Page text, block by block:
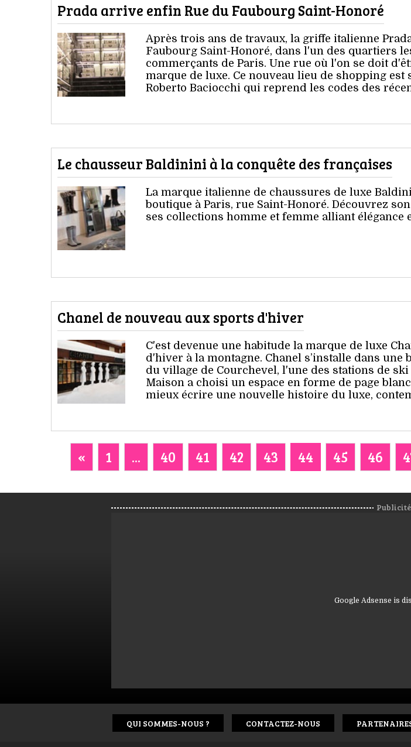
Prada arrive enfin Rue du Faubourg Saint-Honoré
Après trois ans de travaux, la griffe italienne
Faubourg Saint-Honoré, dans l'un des quartiers
commerçants de Paris. Une rue où l'on se doit
marque de luxe. Ce nouveau lieu de shopping est
Roberto Baciocchi qui reprend les codes des
Le chausseur Baldinini à la conquête des françaises
La marque italienne de chaussures de luxe
boutique à Paris, rue Saint-Honoré. Découvrez
ses collections homme et femme alliant élégance
Chanel de nouveau aux sports d'hiver
C'est devenue une habitude la marque de luxe
d'hiver à la montagne. Chanel s’installe dans
du village de Courchevel, l'une des stations de
Maison a choisi un espace en forme de page
mieux écrire une nouvelle histoire du luxe,
« 1 ... 40 41 42 43 44 45 46
Publicité
Google Adsense is
QUI SOMMES-NOUS ? CONTACTEZ-NOUS